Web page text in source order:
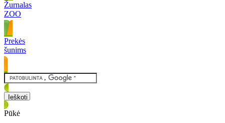
Žurnalas
ZOO
Prekės
šunims
Pūkė